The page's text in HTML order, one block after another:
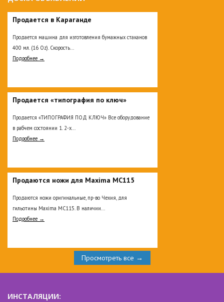
Продается в Караганде
Продается машина для изготовления бумажных стаканов
400 мл. (16 Oz). Скорость...
Подробнее →
Продается «типография по ключ»
Продается «ТИПОГРАФИЯ ПОД КЛЮЧ» Все оборудование
в рабчем состоянии 1. 2-х...
Подробнее →
Продаются ножи для Maxima MC115
Продаются ножи оригинальные, пр-во Чехия, для
гильотины Maxima MC115. В наличии...
Подробнее →
Просмотреть все →
ИНСТАЛЯЦИИ: